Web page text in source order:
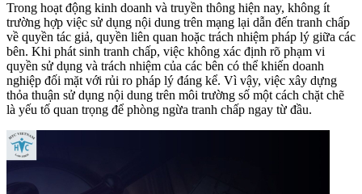
Trong hoạt động kinh doanh và truyền thông hiện nay, không ít
trường hợp việc sử dụng nội dung trên mạng lại dẫn đến tranh chấp
về quyền tác giả, quyền liên quan hoặc trách nhiệm pháp lý giữa các
bên. Khi phát sinh tranh chấp, việc không xác định rõ phạm vi
quyền sử dụng và trách nhiệm của các bên có thể khiến doanh
nghiệp đối mặt với rủi ro pháp lý đáng kể. Vì vậy, việc xây dựng
thỏa thuận sử dụng nội dung trên môi trường số một cách chặt chẽ
là yếu tố quan trọng để phòng ngừa tranh chấp ngay từ đầu.